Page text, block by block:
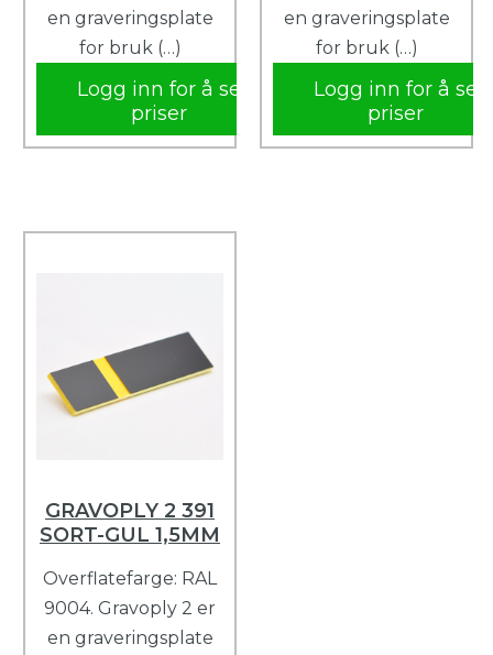
en graveringsplate
for bruk (…)
Logg inn for å se
priser
en graveringsplate
for bruk (…)
Logg inn for å se
priser
GRAVOPLY 2 391
SORT-GUL 1,5MM
Overflatefarge: RAL
9004. Gravoply 2 er
en graveringsplate